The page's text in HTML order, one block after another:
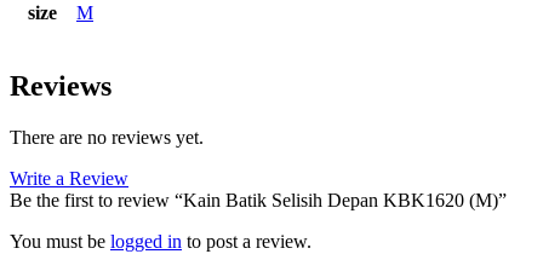
size M
Reviews
There are no reviews yet.
Write a Review
Be the first to review “Kain Batik Selisih Depan KBK1620 (M)”
You must be logged in to post a review.